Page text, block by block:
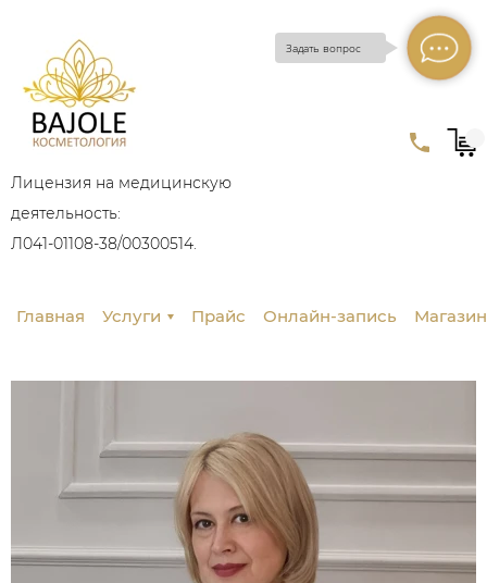
Лицензия на медицинскую
деятельность:
Л041-01108-38/00300514.
Задать вопрос
Главная Услуги Прайс Онлайн-запись Магазин